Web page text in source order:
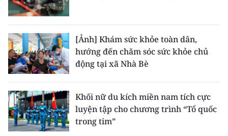
[Ảnh] Khám sức khỏe toàn dân,
hướng đến chăm sóc sức khỏe chủ
động tại xã Nhà Bè
Khối nữ du kích miền nam tích cực
luyện tập cho chương trình “Tổ quốc
trong tim”